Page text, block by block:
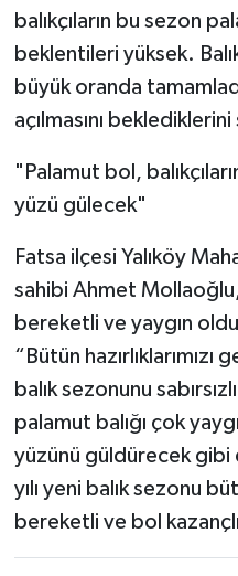
balıkçıların bu sezon
beklentileri yüksek.
büyük oranda
açılmasını
"Palamut bol,
yüzü gülecek"
Fatsa ilçesi Yalıköy
sahibi Ahmet Mollaoğlu,
bereketli ve yaygın
“Bütün
balık sezonunu
palamut balığı çok
yüzünü güldürecek
yılı yeni balık sezonu
bereketli ve bol